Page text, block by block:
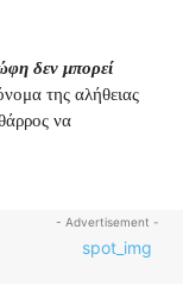
δεν μπορεί
της αλήθειας
να
- Advertisement -